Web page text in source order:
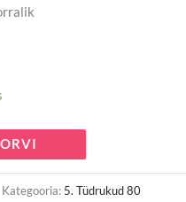
Kategooria: 5. Tüdrukud 80